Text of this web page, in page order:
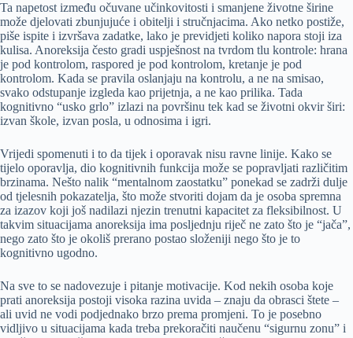
Ta napetost između očuvane učinkovitosti i smanjene životne širine
može djelovati zbunjujuće i obitelji i stručnjacima. Ako netko postiže,
piše ispite i izvršava zadatke, lako je previdjeti koliko napora stoji iza
kulisa. Anoreksija često gradi uspješnost na tvrdom tlu kontrole: hrana
je pod kontrolom, raspored je pod kontrolom, kretanje je pod
kontrolom. Kada se pravila oslanjaju na kontrolu, a ne na smisao,
svako odstupanje izgleda kao prijetnja, a ne kao prilika. Tada
kognitivno “usko grlo” izlazi na površinu tek kad se životni okvir širi:
izvan škole, izvan posla, u odnosima i igri.
Vrijedi spomenuti i to da tijek i oporavak nisu ravne linije. Kako se
tijelo oporavlja, dio kognitivnih funkcija može se popravljati različitim
brzinama. Nešto nalik “mentalnom zaostatku” ponekad se zadrži dulje
od tjelesnih pokazatelja, što može stvoriti dojam da je osoba spremna
za izazov koji još nadilazi njezin trenutni kapacitet za fleksibilnost. U
takvim situacijama anoreksija ima posljednju riječ ne zato što je “jača”,
nego zato što je okoliš prerano postao složeniji nego što je to
kognitivno ugodno.
Na sve to se nadovezuje i pitanje motivacije. Kod nekih osoba koje
prati anoreksija postoji visoka razina uvida – znaju da obrasci štete –
ali uvid ne vodi podjednako brzo prema promjeni. To je posebno
vidljivo u situacijama kada treba prekoračiti naučenu “sigurnu zonu” i